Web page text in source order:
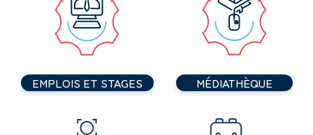
EMPLOIS ET STAGES MÉDIATHÈQUE